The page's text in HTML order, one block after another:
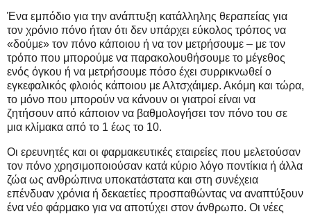
Ένα εμπόδιο για την ανάπτυξη κατάλληλης θεραπείας για
τον χρόνιο πόνο ήταν ότι δεν υπάρχει εύκολος τρόπος να
«δούμε» τον πόνο κάποιου ή να τον μετρήσουμε – με τον
τρόπο που μπορούμε να παρακολουθήσουμε το μέγεθος
ενός όγκου ή να μετρήσουμε πόσο έχει συρρικνωθεί ο
εγκεφαλικός φλοιός κάποιου με Αλτσχάιμερ. Ακόμη και τώρα,
το μόνο που μπορούν να κάνουν οι γιατροί είναι να
ζητήσουν από κάποιον να βαθμολογήσει τον πόνο του σε
μια κλίμακα από το 1 έως το 10.
Οι ερευνητές και οι φαρμακευτικές εταιρείες που μελετούσαν
τον πόνο χρησιμοποιούσαν κατά κύριο λόγο ποντίκια ή άλλα
ζώα ως ανθρώπινα υποκατάστατα και στη συνέχεια
επένδυαν χρόνια ή δεκαετίες προσπαθώντας να αναπτύξουν
ένα νέο φάρμακο για να αποτύχει στον άνθρωπο. Οι νέες